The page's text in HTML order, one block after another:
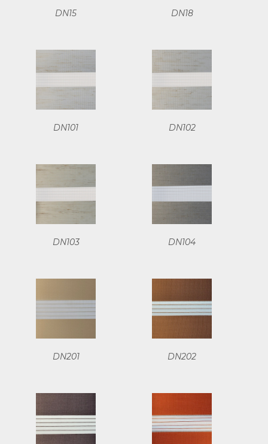
DN15 DN18
DN101 DN102
DN103 DN104
DN201 DN202